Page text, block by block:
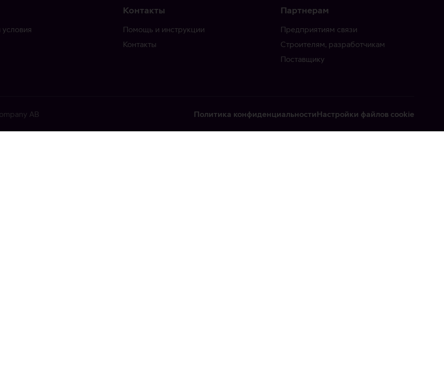
Контакты
Помощь и инструкции
Контакты
Партнерам
Предприятиям связи
Строителям, разработчикам
Поставщику
AB Политика конфиденциальностиНастройки файлов cookie